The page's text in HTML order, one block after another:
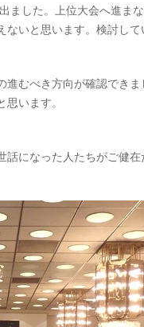
ました。上位大会へ進ま
いと思います。検討して
むべき方向が確認でき
います。
になった人たちがご健